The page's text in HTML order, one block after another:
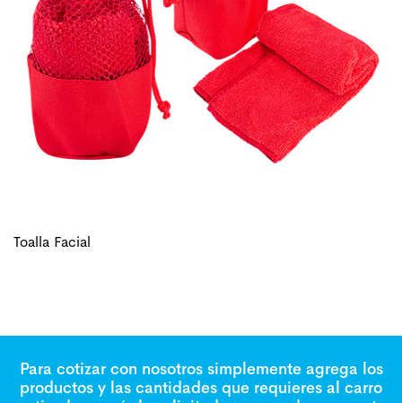
Toalla Facial
Para cotizar con nosotros simplemente agrega los
productos y las cantidades que requieres al carro